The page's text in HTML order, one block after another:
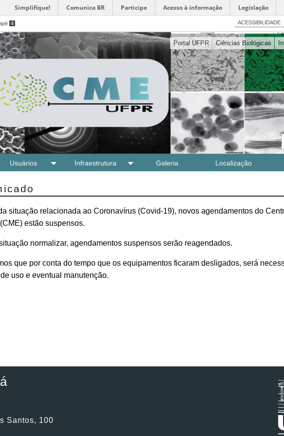
Simplifique! Comunica BR Participe Acesso à informação Legislação
4 ACESSIBILIDADE
Portal UFPR Ciências Biológicas
Usuários Infraestrutura Galeria Localização
situação relacionada ao Coronavírus (Covid-19), novos agendamentos do
estão suspensos.
normalizar, agendamentos suspensos serão reagendados.
que por conta do tempo que os equipamentos ficaram desligados, será
uso e eventual manutenção.
Santos, 100